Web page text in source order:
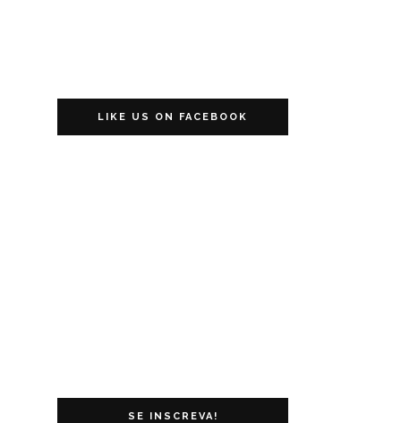
LIKE US ON FACEBOOK
SE INSCREVA!